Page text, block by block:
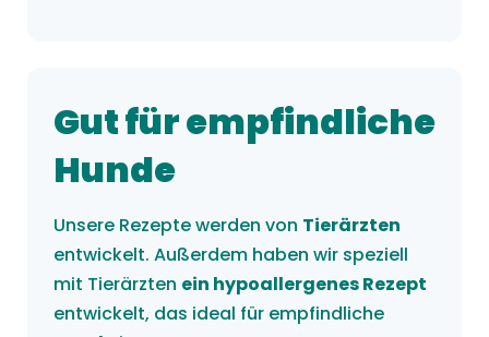
Gut für empfindliche
Hunde
Unsere Rezepte werden von Tierärzten
entwickelt. Außerdem haben wir speziell
mit Tierärzten ein hypoallergenes Rezept
entwickelt, das ideal für empfindliche